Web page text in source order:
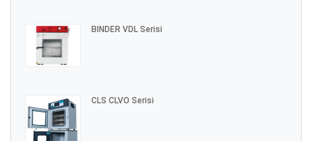
BINDER VDL Serisi
CLS CLVO Serisi